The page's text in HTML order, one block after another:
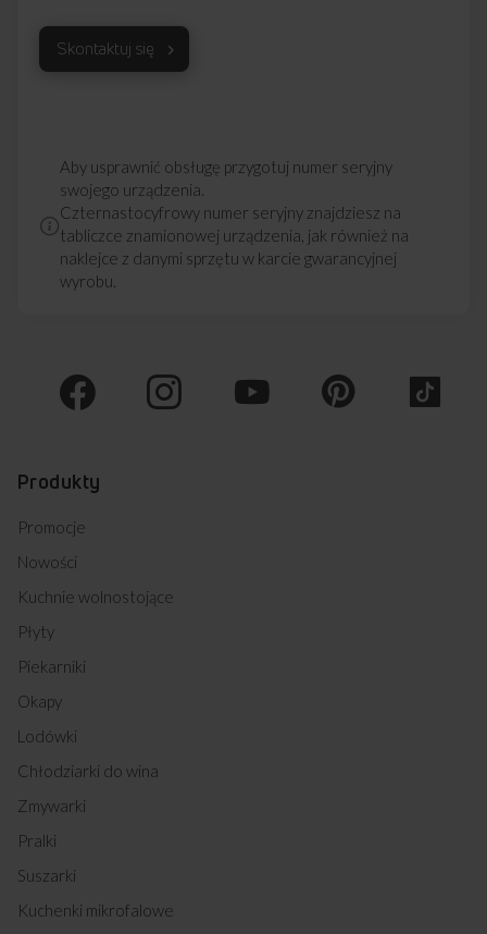
Skontaktuj się
Aby usprawnić obsługę przygotuj numer seryjny
swojego urządzenia.
Czternastocyfrowy numer seryjny znajdziesz na
tabliczce znamionowej urządzenia, jak również na
naklejce z danymi sprzętu w karcie gwarancyjnej
wyrobu.
Produkty
Promocje
Nowości
Kuchnie wolnostojące
Płyty
Piekarniki
Okapy
Lodówki
Chłodziarki do wina
Zmywarki
Pralki
Suszarki
Kuchenki mikrofalowe